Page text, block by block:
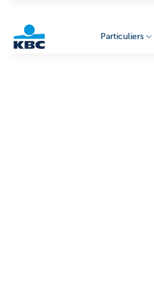
Particuliers